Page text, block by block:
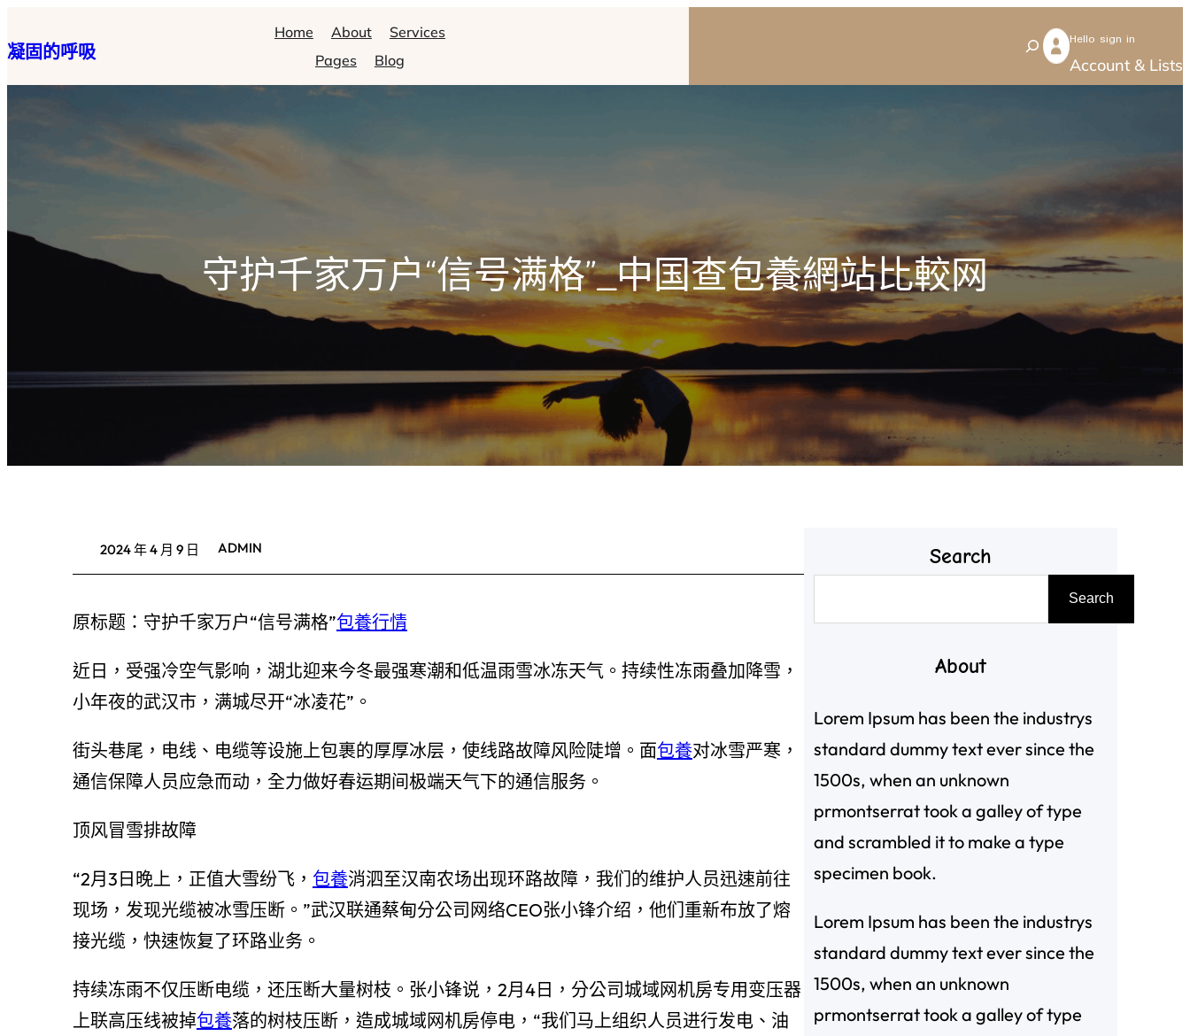
至
主
凝固的呼吸
Home About
Services
Pages
Blog
S
e
Hello sign in
Account & Lists
守护千家万户“信号满格”_中国查包養網站比較网
2024 年 4 月 9 日 ADMIN
原标题：守护千家万户“信号满格”包養行情
近日，受强冷空气影响，湖北迎来今冬最强寒潮和低温雨雪冰冻天气。持续性冻雨叠加降雪，
小年夜的武汉市，满城尽开“冰凌花”。
街头巷尾，电线、电缆等设施上包裹的厚厚冰层，使线路故障风险陡增。面包養对冰雪严寒，
通信保障人员应急而动，全力做好春运期间极端天气下的通信服务。
顶风冒雪排故障
“2月3日晚上，正值大雪纷飞， 包養消泗至汉南农场出现环路故障，我们的维护人员迅速前往
现场，发现光缆被冰雪压断。”武汉联通蔡甸分公司网络CEO张小锋介绍，他们重新布放了熔
接光缆，快速恢复了环路业务。
持续冻雨不仅压断电缆，还压断大量树枝。张小锋说，2月4日，分公司城域网机房专用变压器
上联高压线被掉包養落的树枝压断，造成城域网机房停电，“我们马上组织人员进行发电、油
Search
尋
Search
About
Lorem Ipsum has been the industrys
standard dummy text ever since the
1500s, when an unknown
prmontserrat took a galley of type
and scrambled it to make a type
specimen book.
Lorem Ipsum has been the industrys
standard dummy text ever since the
1500s, when an unknown
prmontserrat took a galley of type